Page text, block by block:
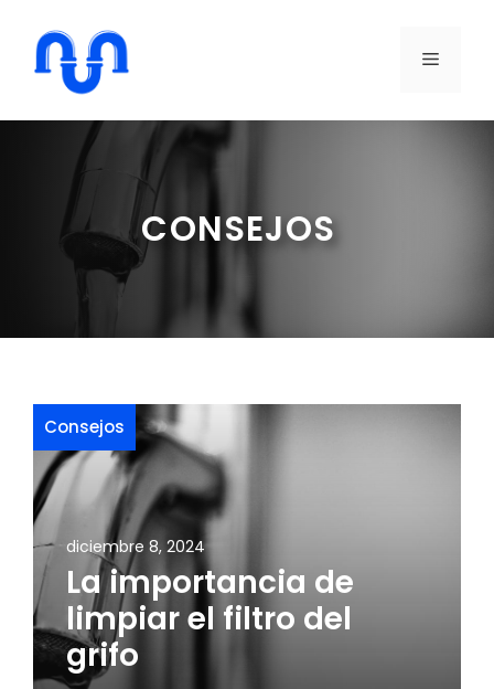
contenido
MENÚ
CONSEJOS
Consejos
diciembre 8, 2024
La importancia de
limpiar el filtro del
grifo